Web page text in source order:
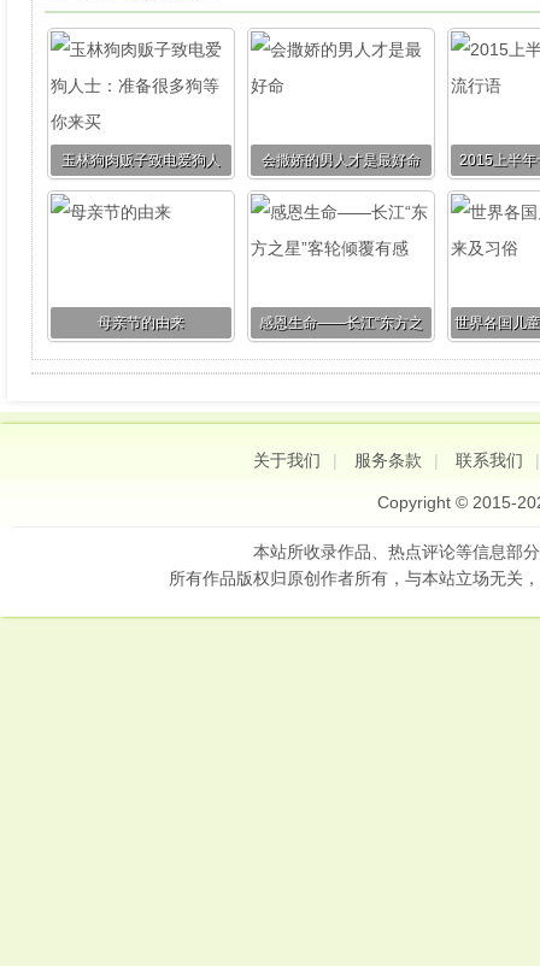
玉林狗肉贩子致电爱狗人
士：准备很多狗等你来买
会撒娇的男人才是最好命
2015上半年
母亲节的由来
感恩生命——长江“东方之
世界各国儿
关于我们 | 服务条款 | 联系我们
Copyright © 2015-
本站所收录作品、热点评论等信息部
所有作品版权归原创作者所有，与本站立场无关